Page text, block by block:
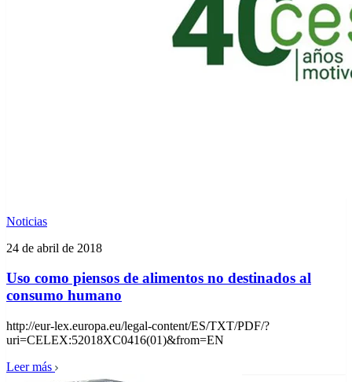
Noticias
24 de abril de 2018
Uso como piensos de alimentos no destinados al
consumo humano
http://eur-lex.europa.eu/legal-content/ES/TXT/PDF/?
uri=CELEX:52018XC0416(01)&from=EN
Leer más